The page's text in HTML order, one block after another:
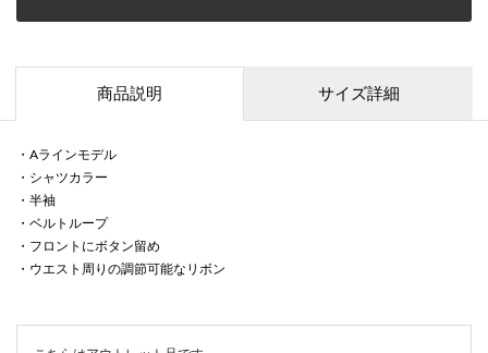
商品説明 サイズ詳細
・Aラインモデル
・シャツカラー
・半袖
・ベルトループ
・フロントにボタン留め
・ウエスト周りの調節可能なリボン